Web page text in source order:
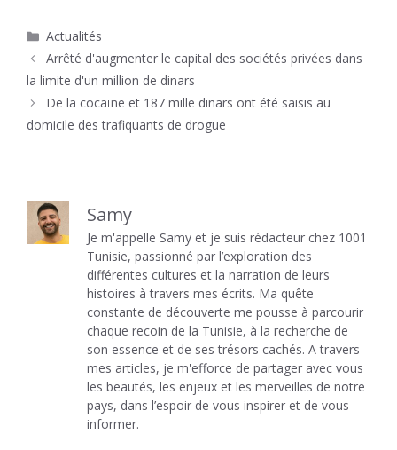
Catégories
Actualités
Arrêté d'augmenter le capital des sociétés privées dans
la limite d'un million de dinars
De la cocaïne et 187 mille dinars ont été saisis au
domicile des trafiquants de drogue
Samy
Je m'appelle Samy et je suis rédacteur chez 1001
Tunisie, passionné par l’exploration des
différentes cultures et la narration de leurs
histoires à travers mes écrits. Ma quête
constante de découverte me pousse à parcourir
chaque recoin de la Tunisie, à la recherche de
son essence et de ses trésors cachés. A travers
mes articles, je m'efforce de partager avec vous
les beautés, les enjeux et les merveilles de notre
pays, dans l’espoir de vous inspirer et de vous
informer.